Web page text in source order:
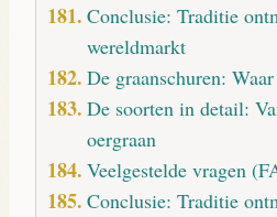
Conclusie: Traditie
wereldmarkt
De graanschuren:
De soorten in detail:
oergraan
Veelgestelde vragen
Conclusie: Traditie